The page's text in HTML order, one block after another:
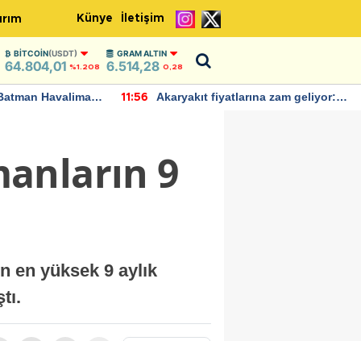
Künye İletişim
BITCOIN(USDT)
64.804,01 %1.208
GRAM ALTIN
6.514,28 0,28
Havalimanı
11:56
Akaryakıt fiyatlarına zam geliyor:
9
en yüksek 9 aylık